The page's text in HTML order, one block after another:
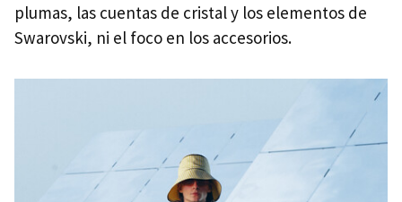
plumas, las cuentas de cristal y los elementos de
Swarovski, ni el foco en los accesorios.